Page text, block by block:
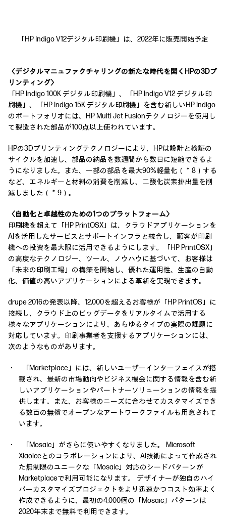
「HP Indigo V12デジタル印刷機」は、2022年に販売開始予定
〈デジタルマニュファクチャリングの新たな時代を開くHPの3Dプ
リンティング〉
「HP Indigo 100K デジタル印刷機」、「HP Indigo V12 デジタル印
刷機」、「HP Indigo 15K デジタル印刷機」を含む新しいHP Indigo
のポートフォリオには、HP Multi Jet Fusionテクノロジーを使用し
て製造された部品が100点以上使われています。
HPの3Dプリンティングテクノロジーにより、HPは設計と検証の
サイクルを加速し、部品の納品を数週間から数日に短縮できるよ
うになりました。また、一部の部品を最大90%軽量化（＊8）する
など、エネルギーと材料の消費を削減し、二酸化炭素排出量を削
減しました（＊9）。
〈自動化と卓越性のための1つのプラットフォーム〉
印刷機を超えて「HP PrintOSX」は、クラウドアプリケーションを
AIを活用したサービスとサポートインフラと統合し、顧客が印刷
機への投資を最大限に活用できるようにします。「HP PrintOSX」
の高度なテクノロジー、ツール、ノウハウに基づいて、お客様は
「未来の印刷工場」の構築を開始し、優れた運用性、生産の自動
化、価値の高いアプリケーションによる革新を実現できます。
drupe 2016の発表以降、12,000を超えるお客様が「HP PrintOS」に
接続し、クラウド上のビッグデータをリアルタイムで活用する
様々なアプリケーションにより、あらゆるタイプの実際の課題に
対応しています。印刷事業者を支援するアプリケーションには、
次のようなものがあります。
・ 「Marketplace」には、新しいユーザーインターフェイスが搭
載され、最新の市場動向やビジネス機会に関する情報を含む新
しいアプリケーションやパートナーソリューションの情報を提
供します。また、お客様のニーズに合わせてカスタマイズでき
る数百の無償でオープンなアートワークファイルも用意されて
います。
・ 「Mosaic」がさらに使いやすくなりました。 Microsoft
Xiaoiceとのコラボレーションにより、AI技術によって作成され
た無制限のユニークな「Mosaic」対応のシードパターンが
Marketplaceで利用可能になります。 デザイナーが独自のハイ
パーカスタマイズプロジェクトをより迅速かつコスト効率よく
作成できるように、最初の4,000個の「Mosaic」パターンは
2020年末まで無料で利用できます。